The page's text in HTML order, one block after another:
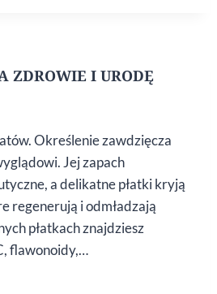
ZDROWIE I URODĘ
Określenie zawdzięcza
Jej zapach
a delikatne płatki kryją
regenerują i odmładzają
płatkach znajdziesz
flawonoidy,…